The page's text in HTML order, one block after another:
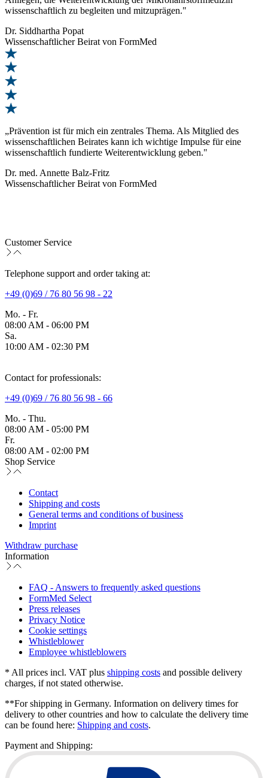
wissenschaftlich zu begleiten und mitzuprägen."
Dr. Siddhartha Popat
Wissenschaftlicher Beirat von FormMed
„Prävention ist für mich ein zentrales Thema. Als Mitglied des
wissenschaftlichen Beirates kann ich wichtige Impulse für eine
wissenschaftlich fundierte Weiterentwicklung geben."
Dr. med. Annette Balz-Fritz
Wissenschaftlicher Beirat von FormMed
Customer Service
Telephone support and order taking at:
+49 (0)69 / 76 80 56 98 - 22
Mo. - Fr.
08:00 AM - 06:00 PM
Sa.
10:00 AM - 02:30 PM
Contact for professionals:
+49 (0)69 / 76 80 56 98 - 66
Mo. - Thu.
08:00 AM - 05:00 PM
Fr.
08:00 AM - 02:00 PM
Shop Service
Contact
Shipping and costs
General terms and conditions of business
Imprint
Withdraw purchase
Information
FAQ - Answers to frequently asked questions
FormMed Select
Press releases
Privacy Notice
Cookie settings
Whistleblower
Employee whistleblowers
* All prices incl. VAT plus shipping costs and possible delivery
charges, if not stated otherwise.
**For shipping in Germany. Information on delivery times for
delivery to other countries and how to calculate the delivery time
can be found here: Shipping and costs.
Payment and Shipping: